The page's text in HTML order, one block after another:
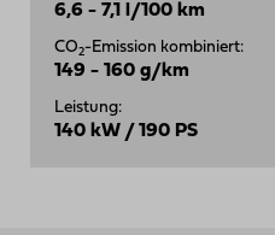
6,6 - 7,1 l/100 km
CO2-Emission kombiniert:
149 - 160 g/km
Leistung:
140 kW / 190 PS